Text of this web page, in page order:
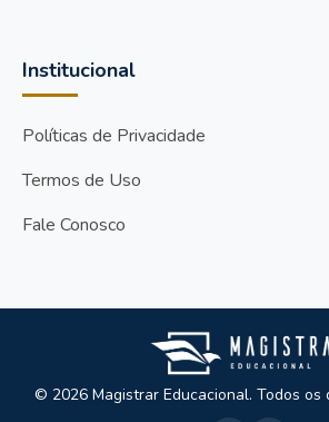
Institucional
Políticas de Privacidade
Termos de Uso
Fale Conosco
© 2026 Magistrar Educacional. Todos os